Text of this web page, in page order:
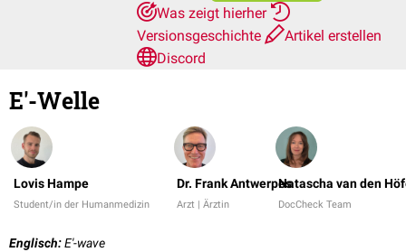
Was zeigt hierher
Versionsgeschichte
Artikel erstellen
Discord
E'-Welle
Lovis Hampe
Student/in der Humanmedizin
Dr. Frank Antwerpes
Arzt | Ärztin
Natascha van den
DocCheck Team
Englisch:E'-wave